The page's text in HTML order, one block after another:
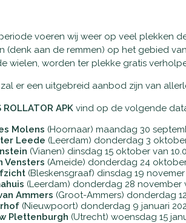
voeren wij weer op veel plekken
(denk aan de remmen) op het gebied
wielen, worden ter plekke gratis
er een uitgebreid aanbod zijn van
ROLLATOR APK vind op de volgende
Molens (Hoornaar) maandag 30
Leede (Leerdam) donderdag 3
(Vianen) dinsdag 15 oktober van
Vensters (Ameide) donderdag 24
(Bleskensgraaf) dinsdag 19
(Leerdam) donderdag 28 november
Ammers (Groot-Ammers) donderdag
(Nieuwpoort) donderdag 9 januari
Plettenburgh (Utrecht) woensdag 15